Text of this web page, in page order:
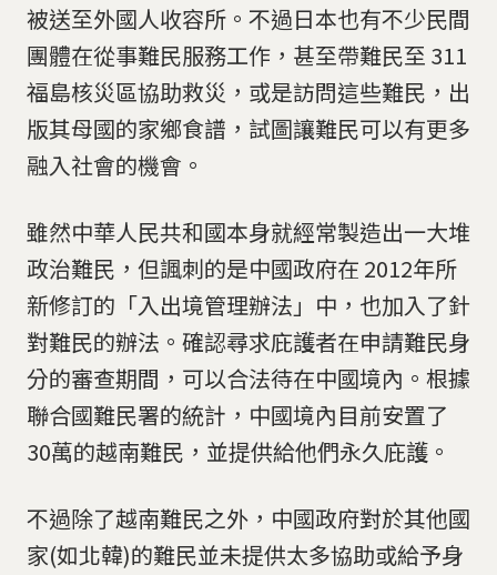
被送至外國人收容所。不過日本也有不少民間
團體在從事難民服務工作，甚至帶難民至 311
福島核災區協助救災，或是訪問這些難民，出
版其母國的家鄉食譜，試圖讓難民可以有更多
融入社會的機會。
雖然中華人民共和國本身就經常製造出一大堆
政治難民，但諷刺的是中國政府在 2012年所
新修訂的「入出境管理辦法」中，也加入了針
對難民的辦法。確認尋求庇護者在申請難民身
分的審查期間，可以合法待在中國境內。根據
聯合國難民署的統計，中國境內目前安置了
30萬的越南難民，並提供給他們永久庇護。
不過除了越南難民之外，中國政府對於其他國
家(如北韓)的難民並未提供太多協助或給予身